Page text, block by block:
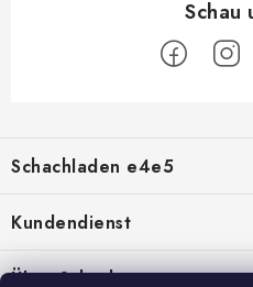
ß
z
e
i
Schachladen e4e5
Kontakt
Kundendienst
Geschäftsbedingungen
Über Schach